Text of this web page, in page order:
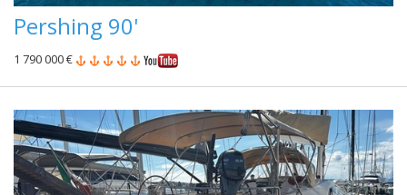
Pershing 90'
1 790 000 €